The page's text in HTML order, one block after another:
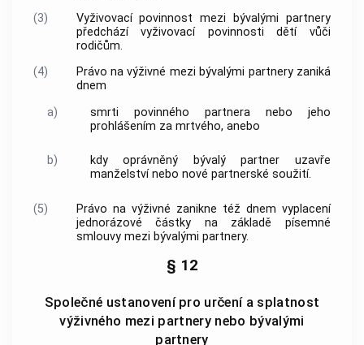
(3)
Vyživovací povinnost mezi bývalými partnery
předchází vyživovací povinnosti dětí vůči
rodičům.
(4)
Právo na výživné mezi bývalými partnery zaniká
dnem
a)
smrti povinného partnera nebo jeho
prohlášením za mrtvého, anebo
b)
kdy oprávněný bývalý partner uzavře
manželství nebo nové partnerské soužití.
(5)
Právo na výživné zanikne též dnem vyplacení
jednorázové částky na základě písemné
smlouvy mezi bývalými partnery.
§ 12
Společné ustanovení pro určení a splatnost
výživného mezi partnery nebo bývalými
partnery